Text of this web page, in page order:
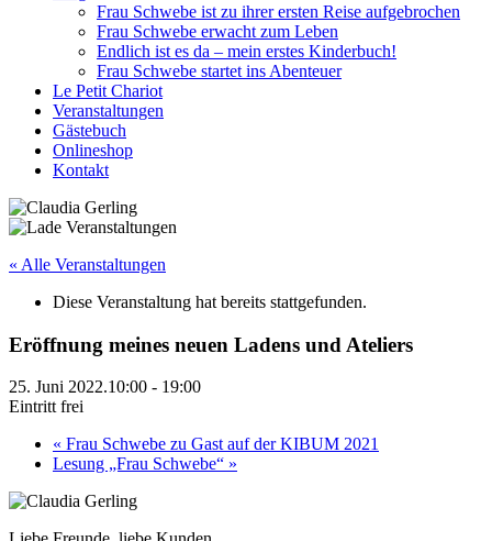
Frau Schwebe ist zu ihrer ersten Reise aufgebrochen
Frau Schwebe erwacht zum Leben
Endlich ist es da – mein erstes Kinderbuch!
Frau Schwebe startet ins Abenteuer
Le Petit Chariot
Veranstaltungen
Gästebuch
Onlineshop
Kontakt
« Alle Veranstaltungen
Diese Veranstaltung hat bereits stattgefunden.
Eröffnung meines neuen Ladens und Ateliers
25. Juni 2022.10:00 - 19:00
Eintritt frei
« Frau Schwebe zu Gast auf der KIBUM 2021
Lesung „Frau Schwebe“ »